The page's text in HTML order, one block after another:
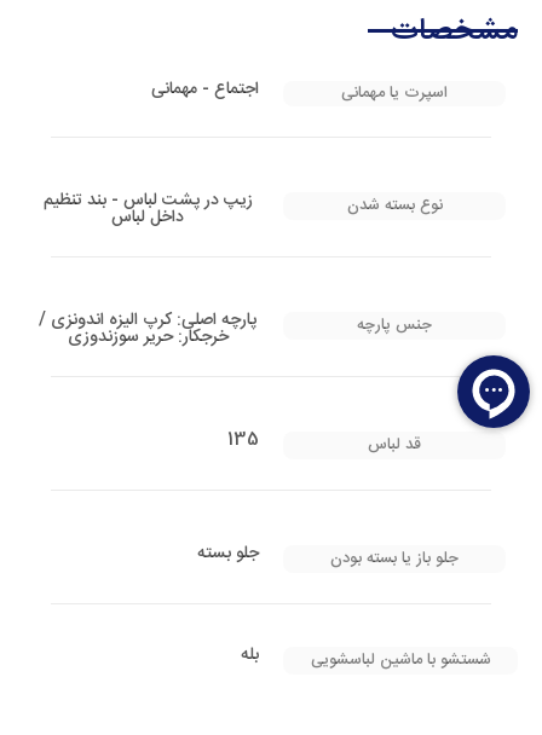
مشخصات
اسپرت یا مهمانی اجتماع - مهمانی
نوع بسته شدن زیپ در پشت لباس - بند تنظیم
داخل لباس
جنس پارچه پارچه اصلی: کرپ الیزه اندونزی /
خرجکار: حریر سوزندوزی
قد لباس 135
جلو باز یا بسته بودن جلو بسته
شستشو با ماشین لباسشویی بله